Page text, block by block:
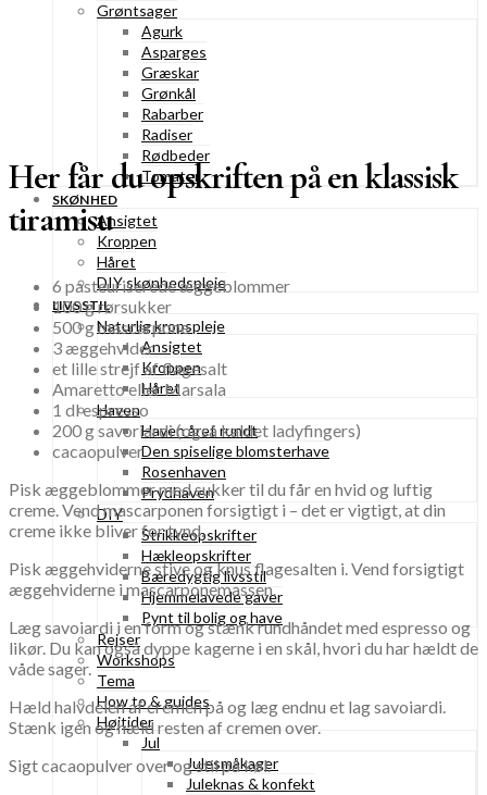
Grøntsager
Agurk
Asparges
Græskar
Grønkål
Rabarber
Radiser
Rødbeder
Tomater
SKØNHED
Ansigtet
Kroppen
Håret
DIY skønhedspleje
LIVSSTIL
Naturlig kropspleje
Ansigtet
Kroppen
Håret
Haven
Haven året rundt
Den spiselige blomsterhave
Rosenhaven
Prydhaven
DIY
Strikkeopskrifter
Hækleopskrifter
Bæredygtig livsstil
Hjemmelavede gaver
Pynt til bolig og have
Rejser
Workshops
Tema
How to & guides
Højtider
Jul
Julesmåkager
Juleknas & konfekt
Her får du opskriften på en klassisk
tiramisu
6 pasteuriserede æggeblommer
100 g rørsukker
500 g mascarpone
3 æggehvider
et lille strejf af flagesalt
Amaretto eller Marsala
1 dl espresso
200 g savoriardi (også kaldet ladyfingers)
cacaopulver
Pisk æggeblommer med sukker til du får en hvid og luftig
creme. Vend mascarponen forsigtigt i – det er vigtigt, at din
creme ikke bliver for tynd.
Pisk æggehviderne stive og knus flagesalten i. Vend forsigtigt
æggehviderne i mascarponemassen.
Læg savoiardi i en form og stænk rundhåndet med espresso og
likør. Du kan også dyppe kagerne i en skål, hvori du har hældt de
våde sager.
Hæld halvdelen af cremen på og læg endnu et lag savoiardi.
Stænk igen og hæld resten af cremen over.
Sigt cacaopulver over og stil på køl.